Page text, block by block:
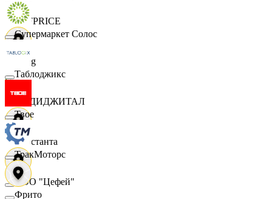
OFFPRICE
string
X5 ДИДЖИТАЛ
Константа
ООО "Цефей"
Супермаркет Солос
Таблоджикс
Твое
ТракМоторс
Фрито